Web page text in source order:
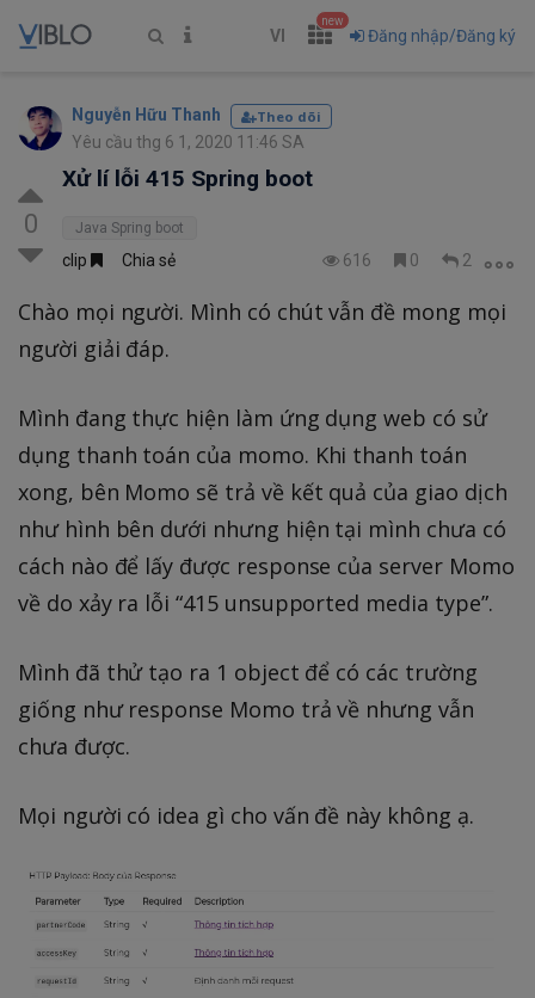
VI
new
Đăng nhập/Đăng ký
Nguyễn Hữu Thanh Theo dõi
Yêu cầu thg 6 1, 2020 11:46 SA
0
Xử lí lỗi 415 Spring boot
Java Spring boot
clip Chia sẻ 616 0 2
Chào mọi người. Mình có chút vẫn đề mong mọi
người giải đáp.
Mình đang thực hiện làm ứng dụng web có sử
dụng thanh toán của momo. Khi thanh toán
xong, bên Momo sẽ trả về kết quả của giao dịch
như hình bên dưới nhưng hiện tại mình chưa có
cách nào để lấy được response của server Momo
về do xảy ra lỗi “415 unsupported media type”.
Mình đã thử tạo ra 1 object để có các trường
giống như response Momo trả về nhưng vẫn
chưa được.
Mọi người có idea gì cho vấn đề này không ạ.